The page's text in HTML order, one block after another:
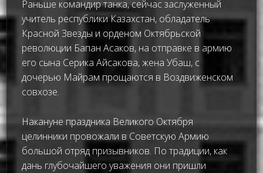
Раньше командир танка, сейчас заслуженный
учитель республики Казахстан, обладатель
Красной Звезды и орденом Октябрьской
революции Бапан Асаков, на отправке в армию
его сына Серика Айсакова, жена Убаш, с
дочерью Майрам прощаются в Воздвиженском
совхозе.
Накануне праздника Великого Октября
целинники провожали в Советскую Армию
большой отряд призывников. По традиции, как
дань глубочайшего уважения они пришли